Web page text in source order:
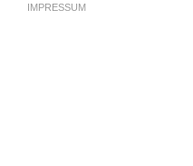
IMPRESSUM